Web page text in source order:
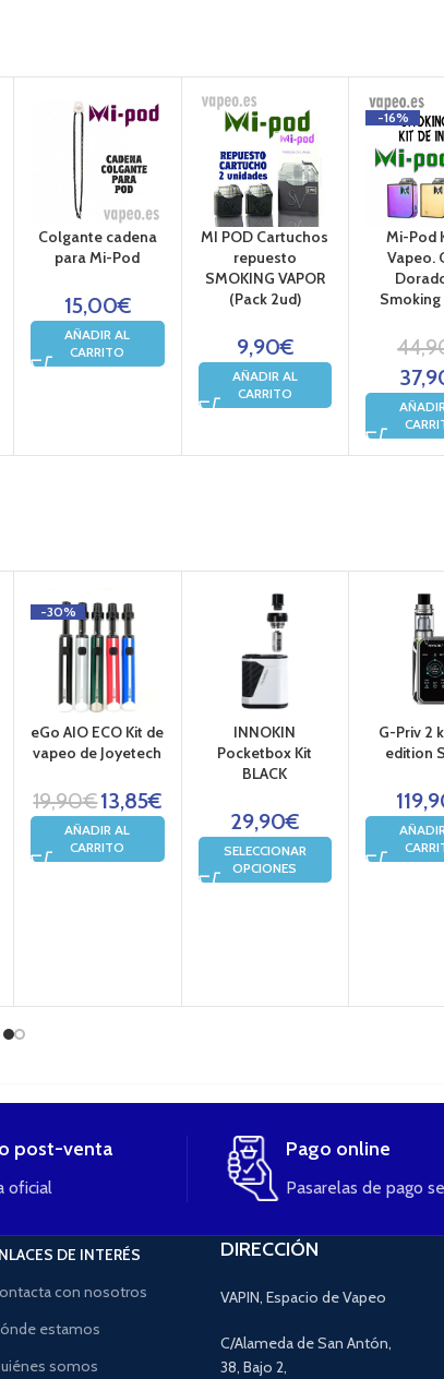
Vapor
Colgante cadena
para Mi-Pod
15,00€
AÑADIR AL
CARRITO
MI POD Cartuchos
repuesto
SMOKING VAPOR
(Pack 2ud)
9,90€
AÑADIR AL
CARRITO
-16%
Mi-Pod
Vapeo.
-30%
eGo AIO ECO Kit de
vapeo de Joyetech
19,90€13,85€
AÑADIR AL
CARRITO
INNOKIN
Pocketbox Kit
BLACK
29,90€
SELECCIONAR
OPCIONES
G-Priv 2
edition
post-venta
oficial
Pago online
Pasarelas de pago
DE INTERÉS
con nosotros
estamos
somos
DIRECCIÓN
VAPIN, Espacio de Vapeo
C/Alameda de San Antón,
38, Bajo 2,